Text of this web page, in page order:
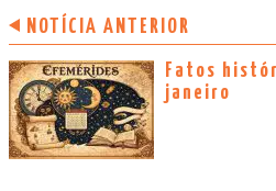
NOTÍCIA ANTERIOR
Fatos
janeiro